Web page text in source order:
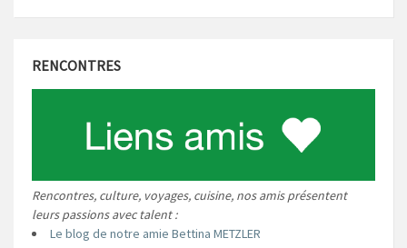
RENCONTRES
Rencontres, culture, voyages, cuisine, nos amis présentent
leurs passions avec talent :
Le blog de notre amie Bettina METZLER